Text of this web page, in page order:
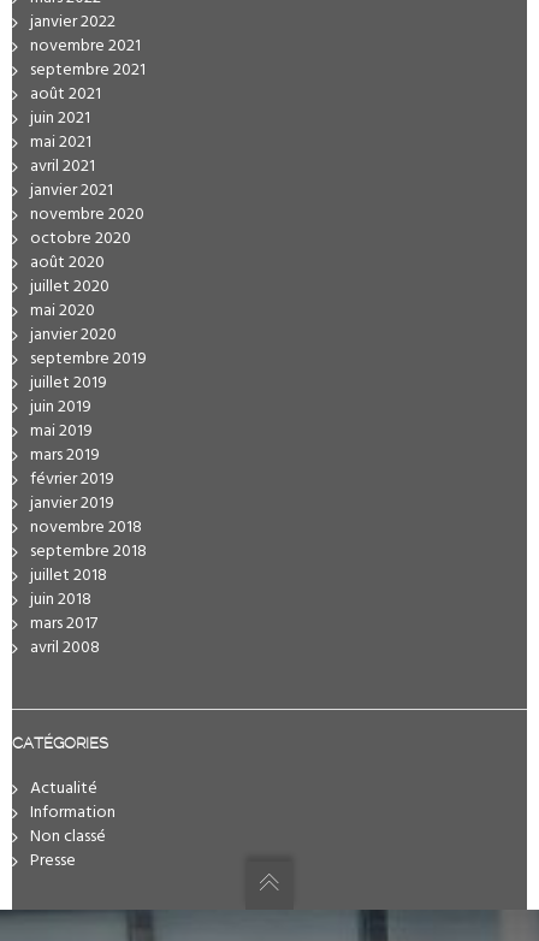
janvier 2022
novembre 2021
septembre 2021
août 2021
juin 2021
mai 2021
avril 2021
janvier 2021
novembre 2020
octobre 2020
août 2020
juillet 2020
mai 2020
janvier 2020
septembre 2019
juillet 2019
juin 2019
mai 2019
mars 2019
février 2019
janvier 2019
novembre 2018
septembre 2018
juillet 2018
juin 2018
mars 2017
avril 2008
CATÉGORIES
Actualité
Information
Non classé
Presse